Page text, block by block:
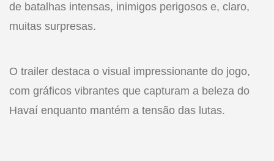
de batalhas intensas, inimigos perigosos e, claro,
muitas surpresas.
O trailer destaca o visual impressionante do jogo,
com gráficos vibrantes que capturam a beleza do
Havaí enquanto mantém a tensão das lutas.